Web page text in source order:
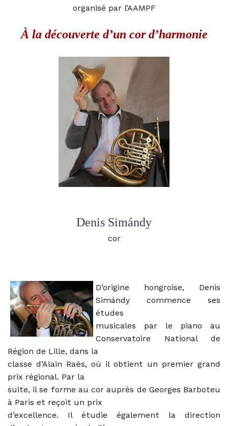
organisé par l’AAMPF
À la découverte d’un cor d’harmonie
Denis Simándy
cor
D’origine hongroise, Denis
Simándy commence ses
études
musicales par le piano au
Conservatoire National de
Région de Lille, dans la
classe d’Alain Raës, où il obtient un premier grand
prix régional. Par la
suite, il se forme au cor auprès de Georges Barboteu
à Paris et reçoit un prix
d’excellence. Il étudie également la direction